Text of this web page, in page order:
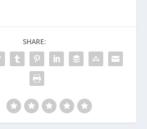
SHARE: